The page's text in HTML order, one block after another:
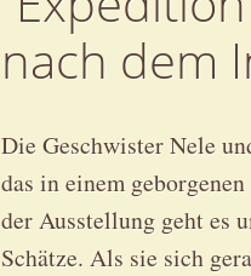
nach dem
Die Geschwister Nele
das in einem
der Ausstellung geht es
Schätze. Als sie sich